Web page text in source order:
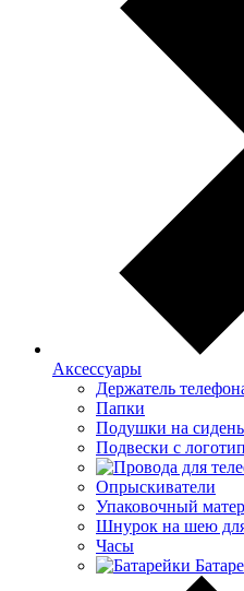
Аксессуары
Держатель
Папки
Подушки на
Подвески с
Опрыскиватели
Упаковочный
Шнурок на шею
Часы